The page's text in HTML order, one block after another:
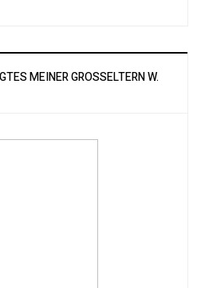
MEINER GROSSELTERN W. U